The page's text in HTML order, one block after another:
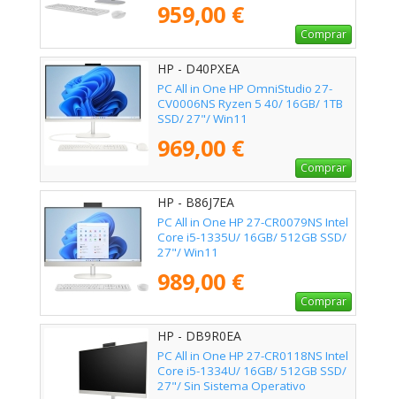
959,00 €
Comprar
HP - D40PXEA
PC All in One HP OmniStudio 27-
CV0006NS Ryzen 5 40/ 16GB/ 1TB
SSD/ 27"/ Win11
969,00 €
Comprar
HP - B86J7EA
PC All in One HP 27-CR0079NS Intel
Core i5-1335U/ 16GB/ 512GB SSD/
27"/ Win11
989,00 €
Comprar
HP - DB9R0EA
PC All in One HP 27-CR0118NS Intel
Core i5-1334U/ 16GB/ 512GB SSD/
27"/ Sin Sistema Operativo